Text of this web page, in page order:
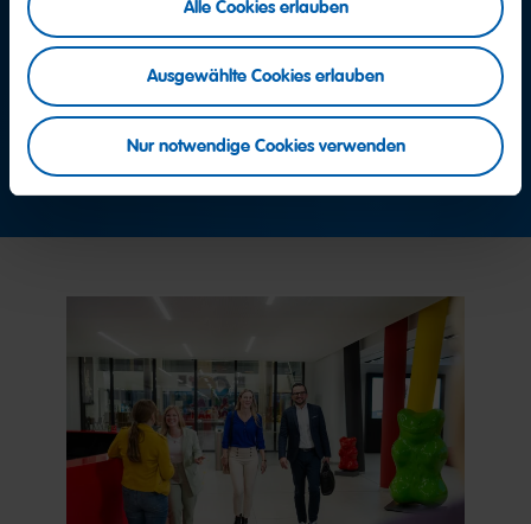
Alle Cookies erlauben
Ausgewählte Cookies erlauben
Nur notwendige Cookies verwenden
Team Consumer Service
Lassen Sie sich einfach von der Zentrale mit dem
HARIBO Consumer Service verbinden.
+49 2641 300 0
Jetzt Kontakt aufnehmen